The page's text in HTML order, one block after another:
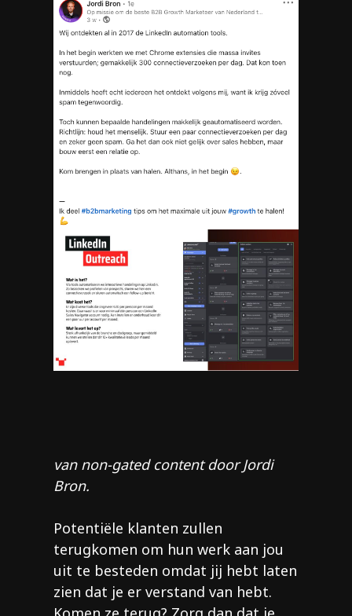
van non-gated content door Jordi
Bron.
Potentiële klanten zullen
terugkomen om hun werk aan jou
uit te besteden omdat jij hebt laten
zien dat je er verstand van hebt.